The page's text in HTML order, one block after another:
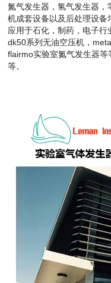
氮气发生器，氢气发生器
机成套设备以及后处理设备
应用于石化，制药，电子
dk50系列无油空压机，
flairmo实验室氮气发生器
等。